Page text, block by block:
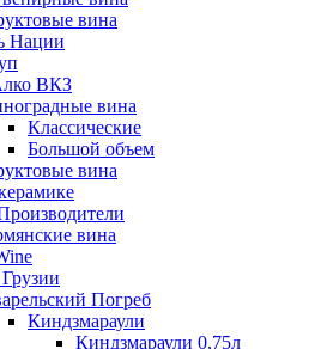
вина
Нации
ВКЗ
вина
Классические
Большой объем
вина
вина
Погреб
Киндзмараули
Киндзмараули 0,75л